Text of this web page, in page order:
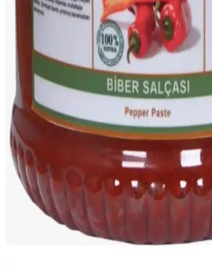
Antakya kökenli doğal domates
yöntemlerle üretilmiş ve katkısız
Geleneksel yöntemlerle odun ateşinde
katkısız, doğal ve taze Hatay domates
zenginlik katar, sağlıklı ve otantik lezzet sunar.
Hatay Antakya Doğal Salamura
Kg - Geleneksel ve Organik Lezzet
Hatay bölgesinin geleneksel yöntemleriyle el
katkısız salamura inek köy peyniri, 5 kg'lık
lezzet ve sağlık katıyor.
Antakya'nın Geleneksel El
Biber Salçası – Doğal ve Katkısız
Antakya bölgesine özgü el yapımı, organik ve